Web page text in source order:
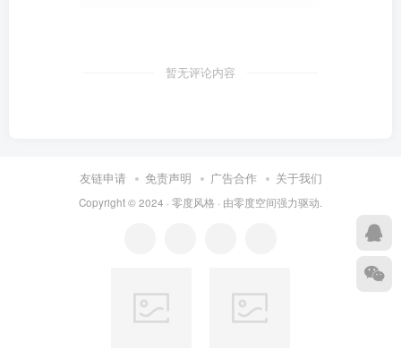
暂无评论内容
友链申请 免责声明 广告合作 关于我们
Copyright © 2024 · 零度风格 · 由零度空间强力驱动.